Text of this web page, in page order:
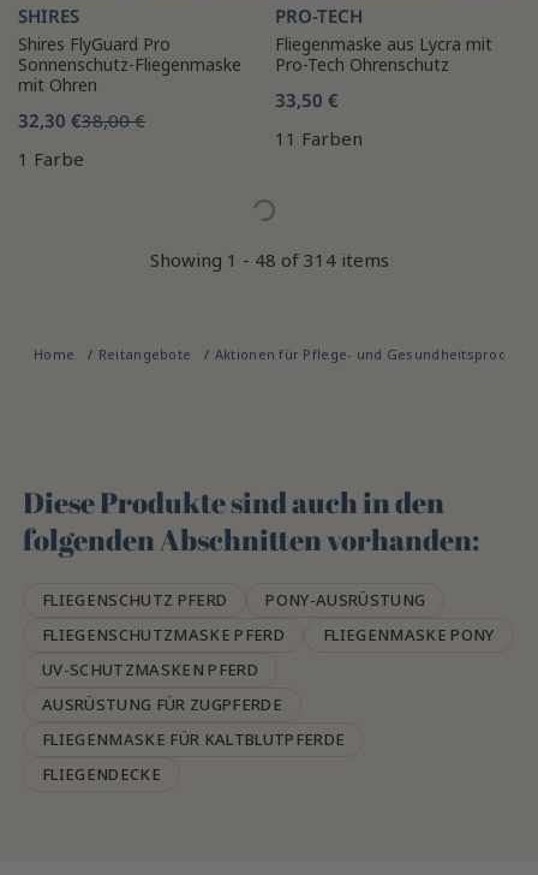
SHIRES
Shires FlyGuard Pro
Sonnenschutz-Fliegenmaske
mit Ohren
32,30 €38,00 €
1 Farbe
PRO-TECH
Fliegenmaske aus Lycra mit
Pro-Tech Ohrenschutz
33,50 €
11 Farben
Showing 1 - 48 of 314 items
Home Reitangebote Aktionen für Pflege- und
Diese Produkte sind auch in den
folgenden Abschnitten vorhanden:
FLIEGENSCHUTZ PFERD
PONY-AUSRÜSTUNG
FLIEGENSCHUTZMASKE PFERD
FLIEGENMASKE PONY
UV-SCHUTZMASKEN PFERD
AUSRÜSTUNG FÜR ZUGPFERDE
FLIEGENMASKE FÜR KALTBLUTPFERDE
FLIEGENDECKE